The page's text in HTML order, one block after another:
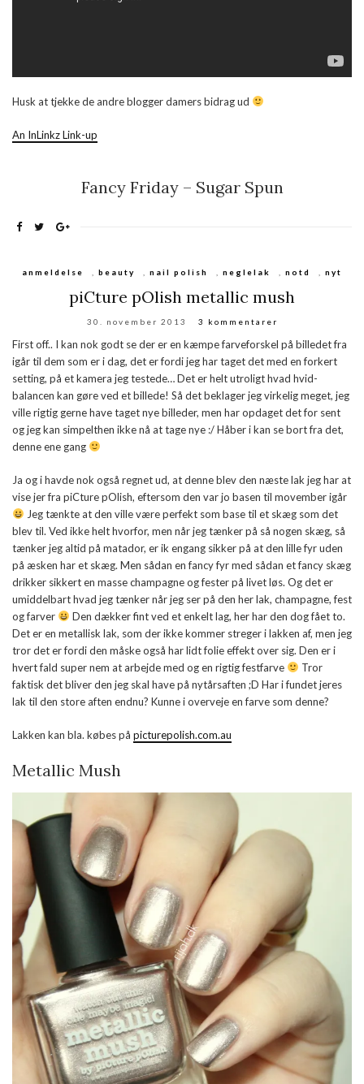
Husk at tjekke de andre blogger damers bidrag ud
An InLinkz Link-up
Fancy Friday – Sugar Spun
anmeldelse beauty nail polish neglelak notd nyt
piCture pOlish metallic mush
30. november 2013 3 kommentarer
First off.. I kan nok godt se der er en kæmpe farveforskel på billedet fra
igår til dem som er i dag, det er fordi jeg har taget det med en forkert
setting, på et kamera jeg testede… Det er helt utroligt hvad hvid-
balancen kan gøre ved et billede! Så det beklager jeg virkelig meget, jeg
ville rigtig gerne have taget nye billeder, men har opdaget det for sent
og jeg kan simpelthen ikke nå at tage nye :/ Håber i kan se bort fra det,
denne ene gang
Ja og i havde nok også regnet ud, at denne blev den næste lak jeg har at
vise jer fra piCture pOlish, eftersom den var jo basen til movember igår
Jeg tænkte at den ville være perfekt som base til et skæg som det
blev til. Ved ikke helt hvorfor, men når jeg tænker på så nogen skæg, så
tænker jeg altid på matador, er ik engang sikker på at den lille fyr uden
på æsken har et skæg. Men sådan en fancy fyr med sådan et fancy skæg
drikker sikkert en masse champagne og fester på livet løs. Og det er
umiddelbart hvad jeg tænker når jeg ser på den her lak, champagne, fest
og farver
Den dækker fint ved et enkelt lag, her har den dog fået to.
Det er en metallisk lak, som der ikke kommer streger i lakken af, men jeg
tror det er fordi den måske også har lidt folie effekt over sig. Den er i
hvert fald super nem at arbejde med og en rigtig festfarve
Tror
faktisk det bliver den jeg skal have på nytårsaften ;D Har i fundet jeres
lak til den store aften endnu? Kunne i overveje en farve som denne?
Lakken kan bla. købes på picturepolish.com.au
Metallic Mush